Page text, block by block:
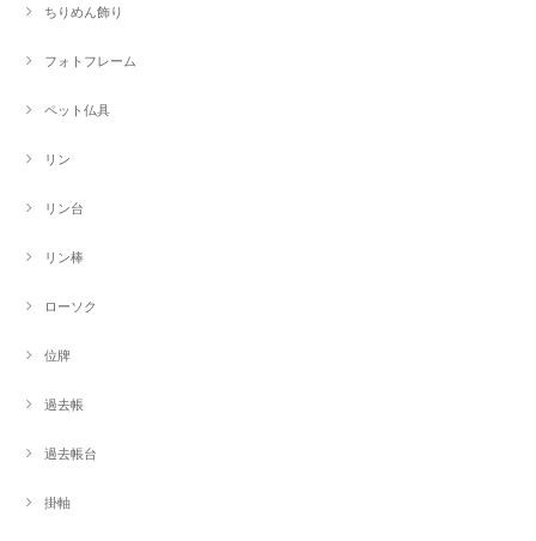
ちりめん飾り
フォトフレーム
ペット仏具
リン
リン台
リン棒
ローソク
位牌
過去帳
過去帳台
掛軸